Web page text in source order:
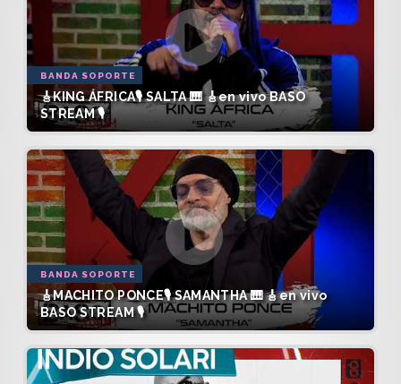
BANDA SOPORTE
🎸KING ÁFRICA🎙️ SALTA 🎹 🎸en vivo BASO
STREAM 🎙️
BANDA SOPORTE
🎸MACHITO PONCE🎙️ SAMANTHA 🎹 🎸en vivo
BASO STREAM 🎙️